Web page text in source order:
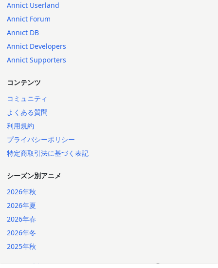
Annict Userland
Annict Forum
Annict DB
Annict Developers
Annict Supporters
コンテンツ
コミュニティ
よくある質問
利用規約
プライバシーポリシー
特定商取引法に基づく表記
シーズン別アニメ
2026年秋
2026年夏
2026年春
2026年冬
2025年秋